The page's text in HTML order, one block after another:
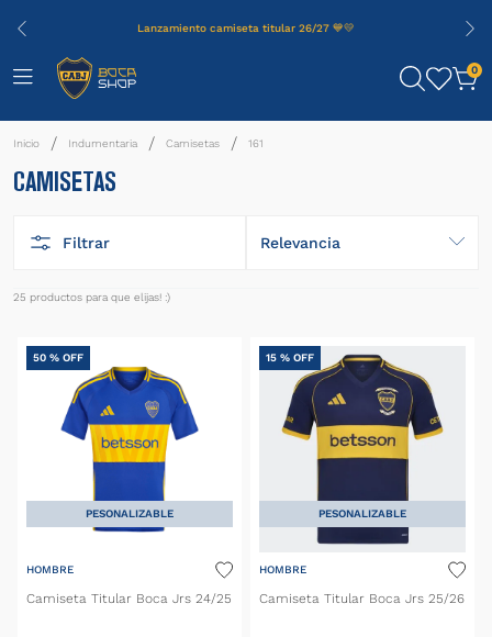
Lanzamiento camiseta titular 26/27 💙💛
0
Indumentaria Camisetas 161
CAMISETAS
Filtrar Relevancia
25 productos
PESONALIZABLE
50 % OFF
HOMBRE
Camiseta Titular Boca Jrs 24/25
PESONALIZABLE
15 % OFF
HOMBRE
Camiseta Titular Boca Jrs 25/26